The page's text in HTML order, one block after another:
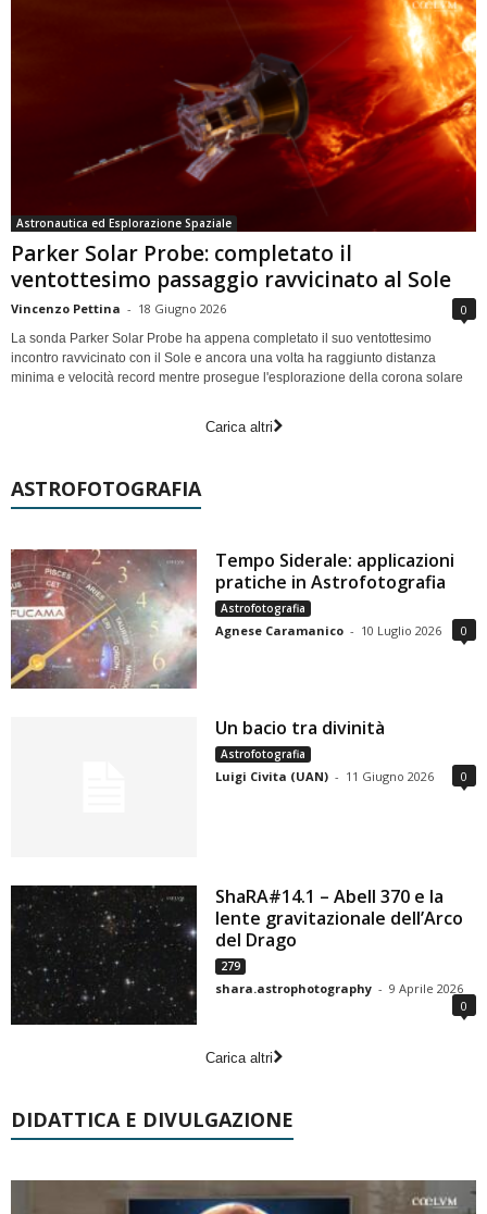
Astronautica ed Esplorazione Spaziale
Parker Solar Probe: completato il
ventottesimo passaggio ravvicinato al Sole
Vincenzo Pettina - 18 Giugno 2026 0
La sonda Parker Solar Probe ha appena completato il suo ventottesimo
incontro ravvicinato con il Sole e ancora una volta ha raggiunto distanza
minima e velocità record mentre prosegue l'esplorazione della corona solare
Carica altri
ASTROFOTOGRAFIA
Tempo Siderale: applicazioni
pratiche in Astrofotografia
Astrofotografia
Agnese Caramanico - 10 Luglio 2026 0
Un bacio tra divinità
Astrofotografia
Luigi Civita (UAN) - 11 Giugno 2026 0
ShaRA#14.1 – Abell 370 e la
lente gravitazionale dell’Arco
del Drago
279
shara.astrophotography - 9 Aprile 2026
0
Carica altri
DIDATTICA E DIVULGAZIONE